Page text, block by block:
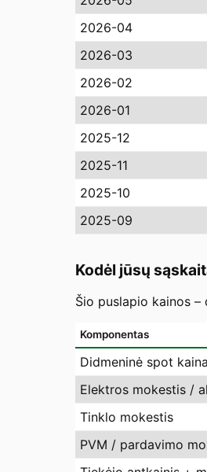
2026-04
2026-03
2026-02
2026-01
2025-12
2025-11
2025-10
2025-09
Kodėl jūsų
Šio puslapio kainos
Komponentas
Didmeninė spot kaina
Elektros mokestis /
Tinklo mokestis
PVM / pardavimo